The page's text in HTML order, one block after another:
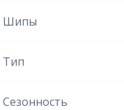
Шипы
Тип
Сезонность